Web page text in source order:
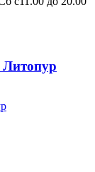
Литопур